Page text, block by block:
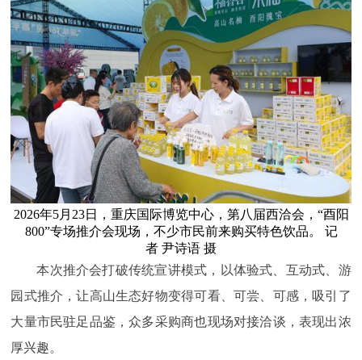
2026年5月23日，重庆国际博览中心，第八届西洽会，“酉阳
800”专场推介会现场，不少市民前来购买特色饮品。 记
者 尹诗语 摄
本次推介会打破传统宣讲模式，以体验式、互动式、游
园式推介，让高山生态好物变得可看、可尝、可感，吸引了
大量市民驻足品鉴，众多采购商也现场对接洽谈，表现出浓
厚兴趣。